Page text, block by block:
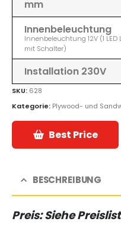
mm
Innenbeleuchtung
Innenbeleuchtung 12V (1 LED
mit Schalter)
Installation 230V
SKU: 628
Kategorie: Plywood- und
Best Price
BESCHREIBUNG
Preis: Siehe